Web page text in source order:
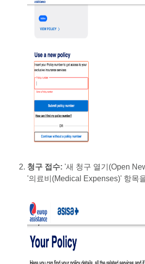
청구 접수: '새 청구 열기(Open
'의료비(Medical Expenses)' 항목